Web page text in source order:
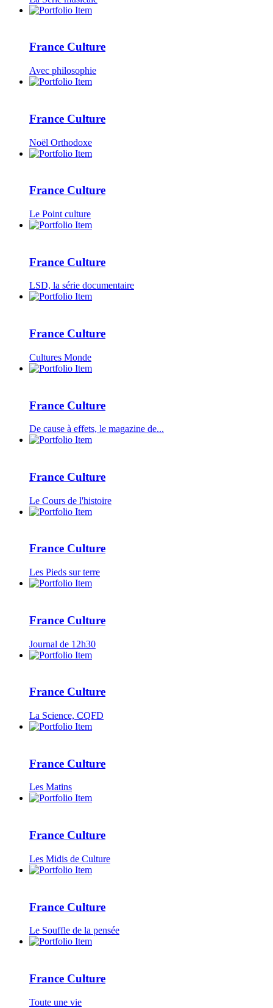
France Culture
Avec philosophie
France Culture
Noël Orthodoxe
France Culture
Le Point culture
France Culture
LSD, la série documentaire
France Culture
Cultures Monde
France Culture
De cause à effets, le magazine de...
France Culture
Le Cours de l'histoire
France Culture
Les Pieds sur terre
France Culture
Journal de 12h30
France Culture
La Science, CQFD
France Culture
Les Matins
France Culture
Les Midis de Culture
France Culture
Le Souffle de la pensée
France Culture
Toute une vie